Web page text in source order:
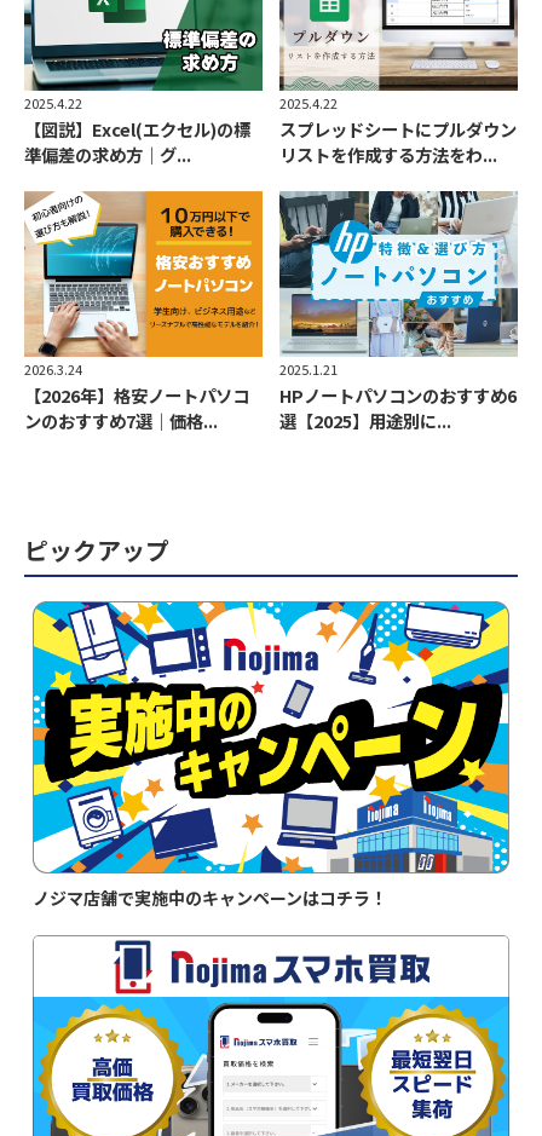
2025.4.22
【図説】Excel(エクセル)の標
準偏差の求め方｜グ...
2025.4.22
スプレッドシートにプルダウン
リストを作成する方法をわ...
2026.3.24
【2026年】格安ノートパソコ
ンのおすすめ7選｜価格...
2025.1.21
HPノートパソコンのおすすめ6
選【2025】用途別に...
ピックアップ
ノジマ店舗で実施中のキャンペーンはコチラ！